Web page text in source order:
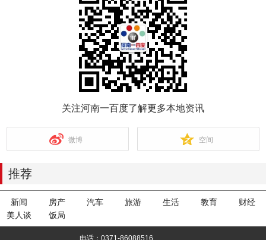
关注河南一百度了解更多本地资讯
微博 空间
推荐
新闻 房产 汽车 旅游 生活 教育
财经
美人谈
饭局
电话：0371-86088516